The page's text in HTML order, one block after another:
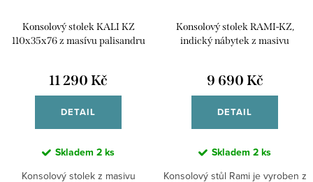
Konsolový stolek KALI KZ
110x35x76 z masívu palisandru
11 290 Kč
DETAIL
Skladem 2 ks
Konsolový stolek z masivu
Konsolový stolek RAMI-KZ,
indický nábytek z masivu
9 690 Kč
DETAIL
Skladem 2 ks
Konsolový stůl Rami je vyroben z